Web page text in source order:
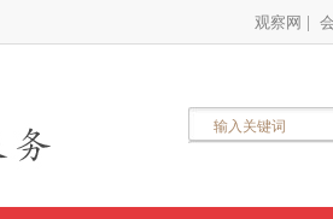
观察网